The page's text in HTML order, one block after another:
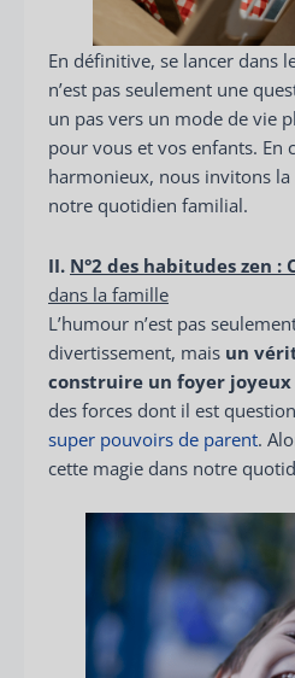
En définitive, se lancer dans
n’est pas seulement une
un pas vers un mode de vie
pour vous et vos enfants. En
harmonieux, nous invitons
notre quotidien familial.
II. N°2 des habitudes zen :
dans la famille
L’humour n’est pas
divertissement, mais un
construire un foyer
des forces dont il est
super pouvoirs de parent.
cette magie dans notre